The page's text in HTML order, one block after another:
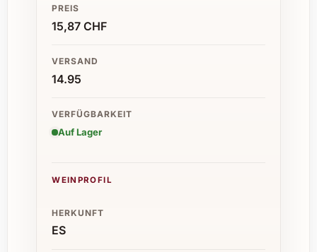
PREIS
15,87 CHF
VERSAND
14.95
VERFÜGBARKEIT
Auf Lager
WEINPROFIL
HERKUNFT
ES